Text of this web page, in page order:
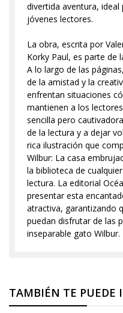
divertida aventura,
jóvenes lectores.
La obra, escrita por
Korky Paul, es parte de
A lo largo de las
de la amistad y la
enfrentan situaciones
mantienen a los
sencilla pero
de la lectura y a dejar
rica ilustración que
Wilbur: La casa
la biblioteca de
lectura. La editorial
presentar esta
atractiva, garantizando
puedan disfrutar de las
inseparable gato Wilbur.
TAMBIÉN TE PUEDE